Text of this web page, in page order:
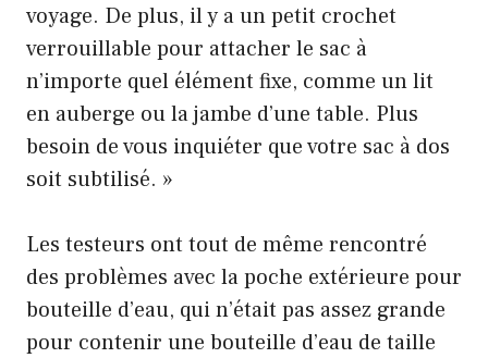
voyage. De plus, il y a un petit crochet
verrouillable pour attacher le sac à
n’importe quel élément fixe, comme un lit
en auberge ou la jambe d’une table. Plus
besoin de vous inquiéter que votre sac à dos
soit subtilisé. »
Les testeurs ont tout de même rencontré
des problèmes avec la poche extérieure pour
bouteille d’eau, qui n’était pas assez grande
pour contenir une bouteille d’eau de taille